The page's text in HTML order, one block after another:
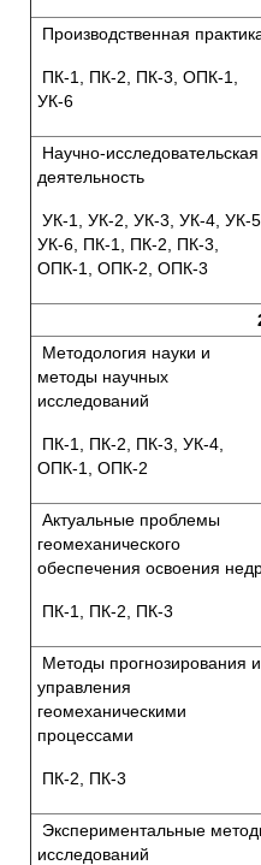
Производственная
ПК-1, ПК-2, ПК-3, ОПК-1,
УК-6
Научно-исследовательская
деятельность
УК-1, УК-2, УК-3, УК-4, УК-5,
УК-6, ПК-1, ПК-2, ПК-3,
ОПК-1, ОПК-2, ОПК-3
Методология науки и
методы научных
исследований
ПК-1, ПК-2, ПК-3, УК-4,
ОПК-1, ОПК-2
Актуальные проблемы
геомеханического
обеспечения освоения
ПК-1, ПК-2, ПК-3
Методы прогнозирования и
управления
геомеханическими
процессами
ПК-2, ПК-3
Экспериментальные
исследований